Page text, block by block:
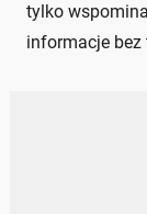
tylko
informacje bez